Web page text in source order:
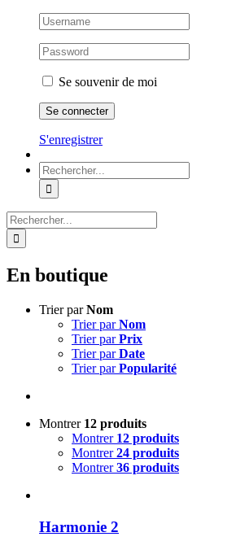
Se souvenir de moi
S'enregistrer
Rechercher:
Rechercher:
En boutique
Trier parNom
Trier parNom
Trier parPrix
Trier parDate
Trier parPopularité
Montrer 12 produits
Montrer 12 produits
Montrer24 produits
Montrer36 produits
Harmonie 2